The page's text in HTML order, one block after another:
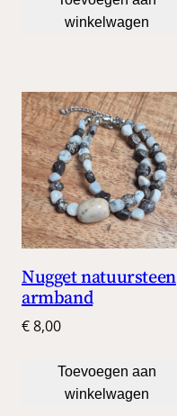
winkelwagen
Nugget natuursteen
armband
€8,00
Toevoegen aan
winkelwagen